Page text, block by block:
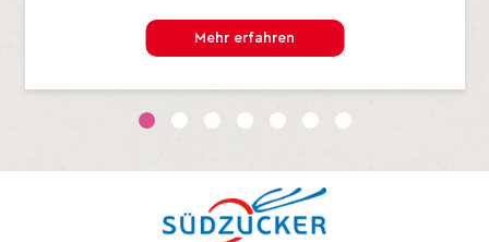
Mehr erfahren
1 2 3 4 5 6 7